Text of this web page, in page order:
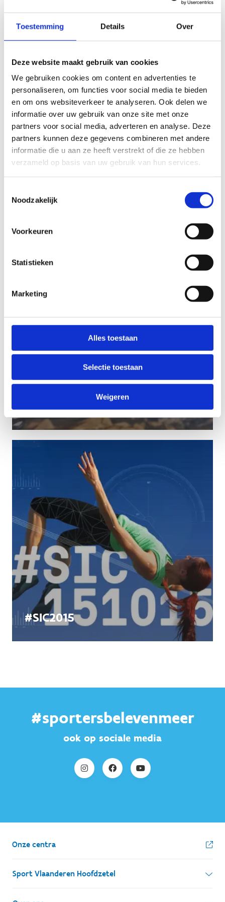
Toestemming Details Over
Deze website maakt gebruik van cookies
We gebruiken cookies om content en advertenties te
personaliseren, om functies voor social media te bieden
en om ons websiteverkeer te analyseren. Ook delen we
informatie over uw gebruik van onze site met onze
partners voor social media, adverteren en analyse. Deze
partners kunnen deze gegevens combineren met andere
informatie die u aan ze heeft verstrekt of die ze hebben
verzameld op basis van uw gebruik van hun services.
Noodzakelijk
Voorkeuren
Statistieken
Marketing
Alles toestaan
Selectie toestaan
Weigeren
#SIC2019
#SIC2017
#SIC2015
#sportersbelevenmeer
ook op sociale media
Onze centra
Sport Vlaanderen Hoofdzetel
Simon Bolivarlaan 17